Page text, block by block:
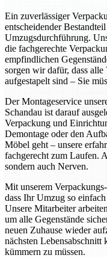
Ein zuverlässiger
entscheidender
Umzugsdurchführung.
die fachgerechte
empfindlichen
sorgen wir dafür, dass
aufgestapelt sind – Sie
Der Montageservice
Schandau ist darauf
Verpackung und
Demontage oder den
Möbel geht – unsere
fachgerecht zum Laufen.
sondern auch Nerven.
Mit unserem
dass Ihr Umzug so
Unsere Mitarbeiter
um alle Gegenstände
neuen Zuhause wieder
nächsten
kümmern zu müssen.